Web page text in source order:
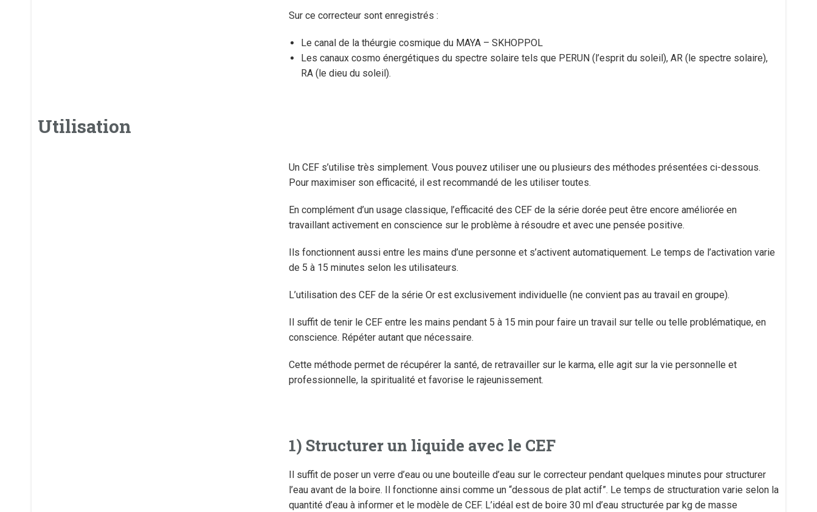
Sur ce correcteur sont enregistrés :
Le canal de la théurgie cosmique du MAYA – SKHOPPOL
Les canaux cosmo énergétiques du spectre solaire tels que PERUN (l’esprit du soleil), AR (le spectre solaire),
RA (le dieu du soleil).
Utilisation
Un CEF s’utilise très simplement. Vous pouvez utiliser une ou plusieurs des méthodes présentées ci-dessous.
Pour maximiser son efficacité, il est recommandé de les utiliser toutes.
En complément d’un usage classique, l’efficacité des CEF de la série dorée peut être encore améliorée en
travaillant activement en conscience sur le problème à résoudre et avec une pensée positive.
Ils fonctionnent aussi entre les mains d’une personne et s’activent automatiquement. Le temps de l’activation varie
de 5 à 15 minutes selon les utilisateurs.
L’utilisation des CEF de la série Or est exclusivement individuelle (ne convient pas au travail en groupe).
Il suffit de tenir le CEF entre les mains pendant 5 à 15 min pour faire un travail sur telle ou telle problématique, en
conscience. Répéter autant que nécessaire.
Cette méthode permet de récupérer la santé, de retravailler sur le karma, elle agit sur la vie personnelle et
professionnelle, la spiritualité et favorise le rajeunissement.
1) Structurer un liquide avec le CEF
Il suffit de poser un verre d’eau ou une bouteille d’eau sur le correcteur pendant quelques minutes pour structurer
l’eau avant de la boire. Il fonctionne ainsi comme un “dessous de plat actif”. Le temps de structuration varie selon la
quantité d’eau à informer et le modèle de CEF. L’idéal est de boire 30 ml d’eau structurée par kg de masse